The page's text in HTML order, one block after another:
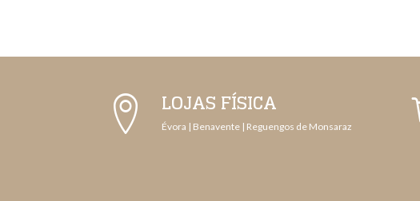
LOJAS FÍSICA
Évora | Benavente | Reguengos de Monsaraz